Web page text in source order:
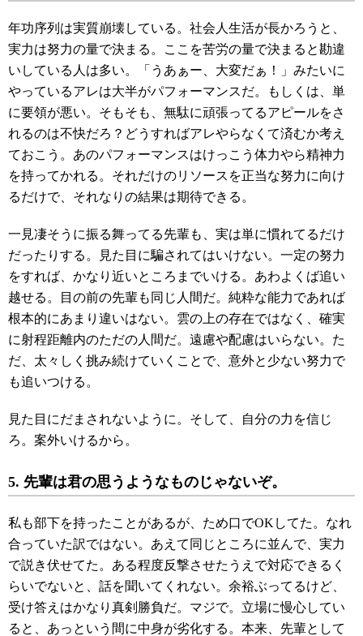
年功序列は実質崩壊している。社会人生活が長かろうと、
実力は努力の量で決まる。ここを苦労の量で決まると勘違
いしている人は多い。「うあぁー、大変だぁ！」みたいに
やっているアレは大半がパフォーマンスだ。もしくは、単
に要領が悪い。そもそも、無駄に頑張ってるアピールをさ
れるのは不快だろ？どうすればアレやらなくて済むか考え
ておこう。あのパフォーマンスはけっこう体力やら精神力
を持ってかれる。それだけのリソースを正当な努力に向け
るだけで、それなりの結果は期待できる。
一見凄そうに振る舞ってる先輩も、実は単に慣れてるだけ
だったりする。見た目に騙されてはいけない。一定の努力
をすれば、かなり近いところまでいける。あわよくば追い
越せる。目の前の先輩も同じ人間だ。純粋な能力であれば
根本的にあまり違いはない。雲の上の存在ではなく、確実
に射程距離内のただの人間だ。遠慮や配慮はいらない。た
だ、太々しく挑み続けていくことで、意外と少ない努力で
も追いつける。
見た目にだまされないように。そして、自分の力を信じ
ろ。案外いけるから。
5. 先輩は君の思うようなものじゃないぞ。
私も部下を持ったことがあるが、ため口でOKしてた。なれ
合っていた訳ではない。あえて同じところに並んで、実力
で説き伏せてた。ある程度反撃させたうえで対応できるく
らいでないと、話を聞いてくれない。余裕ぶってるけど、
受け答えはかなり真剣勝負だ。マジで。立場に慢心してい
ると、あっという間に中身が劣化する。本来、先輩として